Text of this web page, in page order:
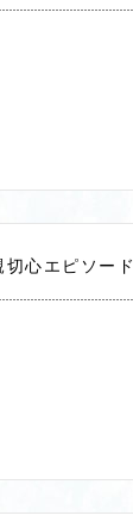
心エピソード